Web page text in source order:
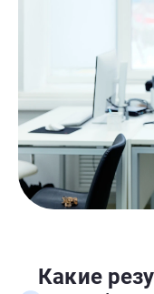
Какие